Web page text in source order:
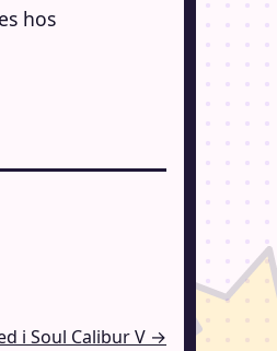
hos
i Soul Calibur V →